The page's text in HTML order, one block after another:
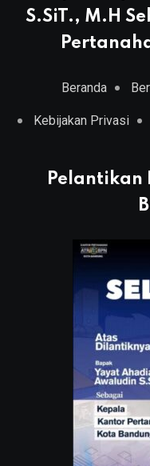
S.SiT., M.H
Beranda
Kebijakan Privasi
Pelantikan